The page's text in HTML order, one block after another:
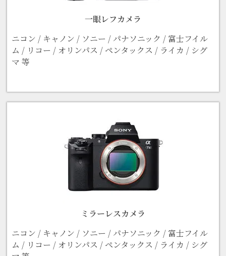
一眼レフカメラ
ニコン / キャノン / ソニー / パナソニック / 富士フイル
ム / リコー / オリンパス / ペンタックス / ライカ / シグ
マ 等
ミラーレスカメラ
ニコン / キャノン / ソニー / パナソニック / 富士フイル
ム / リコー / オリンパス / ペンタックス / ライカ / シグ